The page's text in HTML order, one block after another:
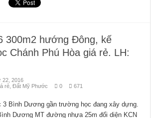
300m2 hướng Đông, kế
Chánh Phú Hòa giá rẻ. LH:
22, 2016
rẻ ,Đất Mỹ Phước 0 671
3 Bình Dương gần trường học đang xây dựng.
Dương MT đường nhựa 25m đối diện KCN